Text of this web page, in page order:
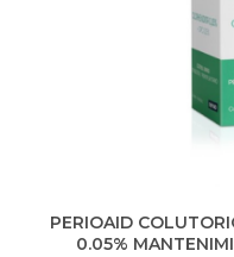
PERIOAID
0.05%